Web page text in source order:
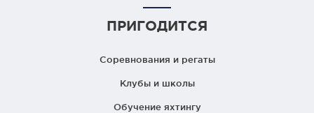
ПРИГОДИТСЯ
Соревнования и регаты
Клубы и школы
Обучение яхтингу